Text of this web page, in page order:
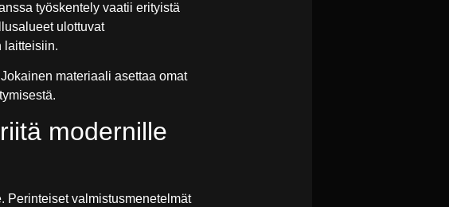
työskentely vaatii erityistä
ulottuvat
laitteisiin.
materiaali asettaa omat
modernille
Perinteiset valmistusmenetelmät